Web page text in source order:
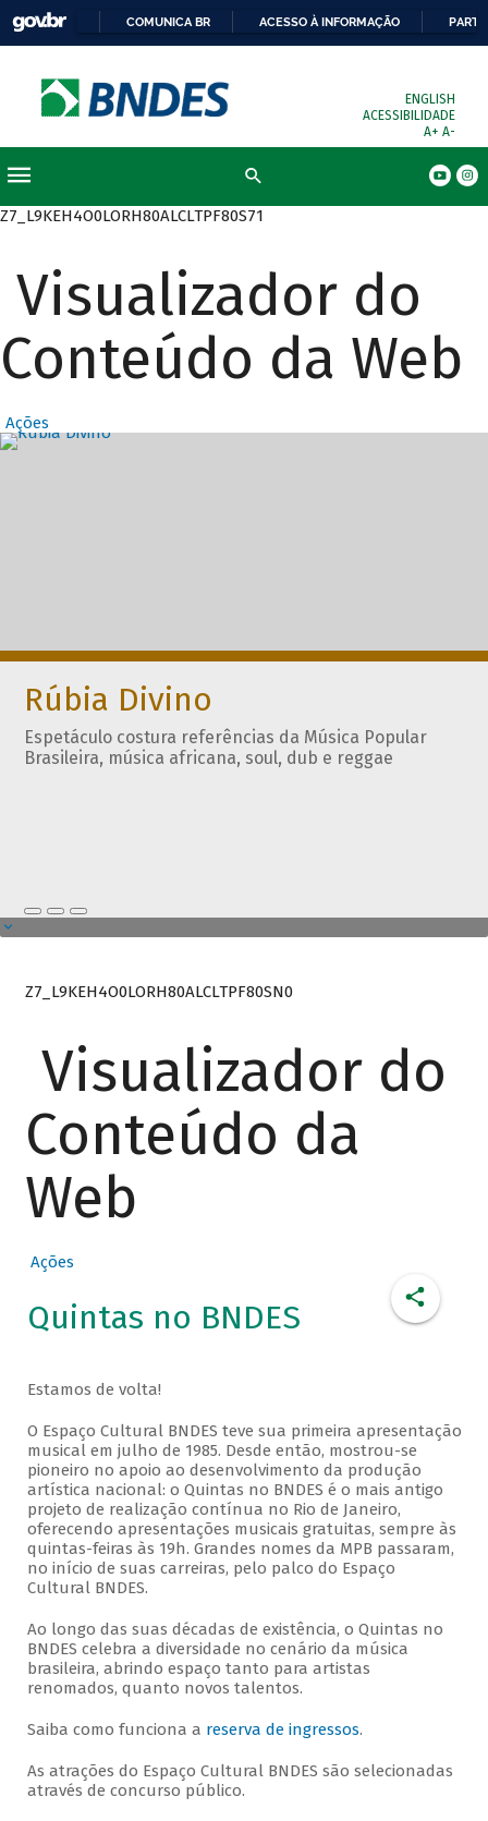
COMUNICA BR ACESSO À INFORMAÇÃO
ENGLISH
ACESSIBILIDADE
A+ A-
Z7_L9KEH4O0LORH80ALCLTPF80S71
Visualizador do
Conteúdo da Web
Ações
Destaques
Rúbia Divino
Espetáculo costura referências da Música Popular
Brasileira, música africana, soul, dub e reggae
Z7_L9KEH4O0LORH80ALCLTPF80SN0
Visualizador do
Conteúdo da
Web
Ações
Quintas no BNDES
Estamos de volta!
O Espaço Cultural BNDES teve sua primeira apresentação
musical em julho de 1985. Desde então, mostrou-se
pioneiro no apoio ao desenvolvimento da produção
artística nacional: o Quintas no BNDES é o mais antigo
projeto de realização contínua no Rio de Janeiro,
oferecendo apresentações musicais gratuitas, sempre às
quintas-feiras às 19h. Grandes nomes da MPB passaram,
no início de suas carreiras, pelo palco do Espaço
Cultural BNDES.
Ao longo das suas décadas de existência, o Quintas no
BNDES celebra a diversidade no cenário da música
brasileira, abrindo espaço tanto para artistas
renomados, quanto novos talentos.
Saiba como funciona a reserva de ingressos.
As atrações do Espaço Cultural BNDES são selecionadas
através de concurso público.